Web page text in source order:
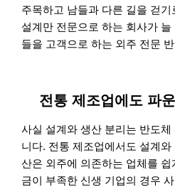
주목하고 남들과 다른 길을 걷
설계만 전문으로 하는 회사가
들을 고객으로 하는 외주 전문
전통 제조업에도 파
사실 설계와 생산 분리는 반도
니다. 전통 제조업에서도 설계
산은 외주에 의존하는 업체를
금이 부족한 신생 기업의 경우